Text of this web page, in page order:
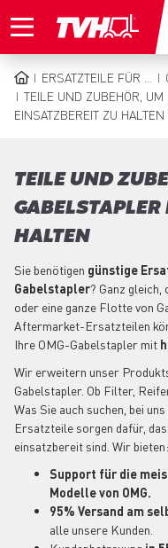
to
BREADCRUMB
ERSATZTEILE FÜR ...
TEILE UND ZUBEHÖR,
EINSATZBEREIT ZU HALTEN
TEILE UND
HALTEN
Sie benötigen günstige
Gabelstapler? Ganz
oder eine ganze Flotte von
Aftermarket-Ersatzteilen
Ihre OMG-Gabelstapler mit
Wir erweitern unser
Gabelstapler. Ob Filter,
Was Sie auch suchen, bei
Ersatzteile sorgen dafür,
einsatzbereit sind. Wir bieten:
Support für die
Modelle von OMG.
95% Versand am
alle unsere Kunden.